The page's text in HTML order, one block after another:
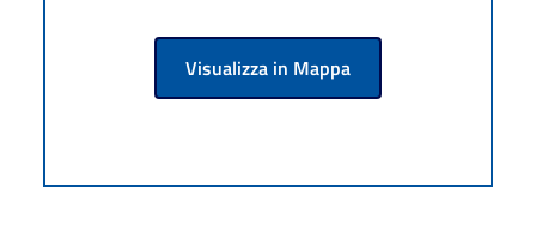
Visualizza in Mappa